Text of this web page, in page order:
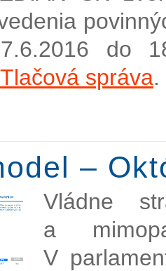
do
Tlačová správa.
–
Vládne
a
V